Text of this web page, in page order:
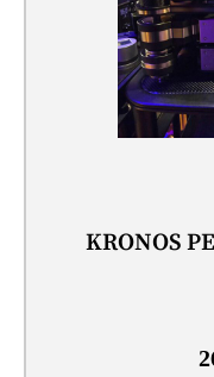
KRONOS